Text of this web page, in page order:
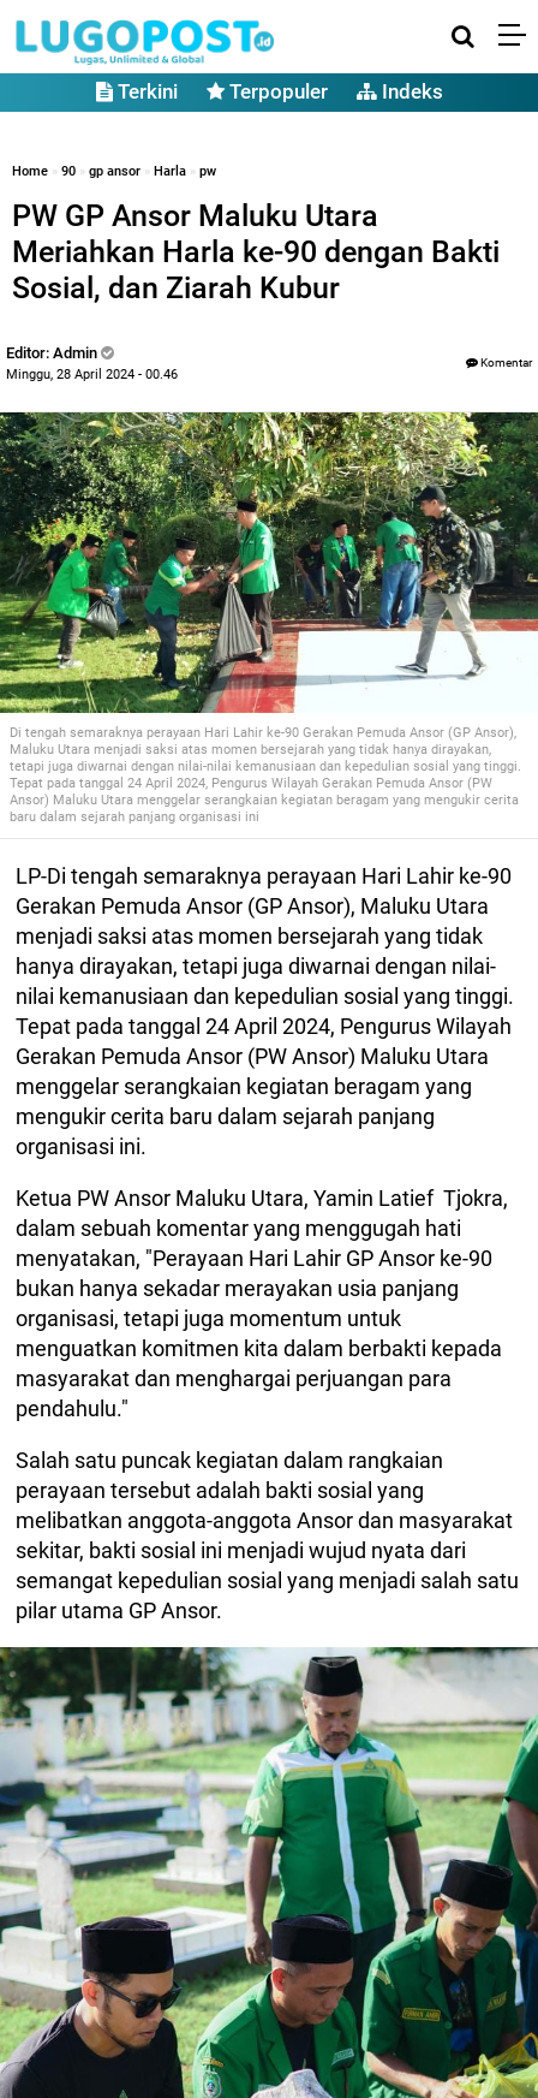
Terkini Terpopuler Indeks
Home » 90 » gp ansor » Harla » pw
PW GP Ansor Maluku Utara
Meriahkan Harla ke-90 dengan Bakti
Sosial, dan Ziarah Kubur
Editor: Admin
Minggu, 28 April 2024 - 00.46
Komentar
Di tengah semaraknya perayaan Hari Lahir ke-90 Gerakan Pemuda Ansor (GP Ansor),
Maluku Utara menjadi saksi atas momen bersejarah yang tidak hanya dirayakan,
tetapi juga diwarnai dengan nilai-nilai kemanusiaan dan kepedulian sosial yang tinggi.
Tepat pada tanggal 24 April 2024, Pengurus Wilayah Gerakan Pemuda Ansor (PW
Ansor) Maluku Utara menggelar serangkaian kegiatan beragam yang mengukir cerita
baru dalam sejarah panjang organisasi ini
LP-Di tengah semaraknya perayaan Hari Lahir ke-90
Gerakan Pemuda Ansor (GP Ansor), Maluku Utara
menjadi saksi atas momen bersejarah yang tidak
hanya dirayakan, tetapi juga diwarnai dengan nilai-
nilai kemanusiaan dan kepedulian sosial yang tinggi.
Tepat pada tanggal 24 April 2024, Pengurus Wilayah
Gerakan Pemuda Ansor (PW Ansor) Maluku Utara
menggelar serangkaian kegiatan beragam yang
mengukir cerita baru dalam sejarah panjang
organisasi ini.
Ketua PW Ansor Maluku Utara, Yamin Latief Tjokra,
dalam sebuah komentar yang menggugah hati
menyatakan, "Perayaan Hari Lahir GP Ansor ke-90
bukan hanya sekadar merayakan usia panjang
organisasi, tetapi juga momentum untuk
menguatkan komitmen kita dalam berbakti kepada
masyarakat dan menghargai perjuangan para
pendahulu."
Salah satu puncak kegiatan dalam rangkaian
perayaan tersebut adalah bakti sosial yang
melibatkan anggota-anggota Ansor dan masyarakat
sekitar, bakti sosial ini menjadi wujud nyata dari
semangat kepedulian sosial yang menjadi salah satu
pilar utama GP Ansor.